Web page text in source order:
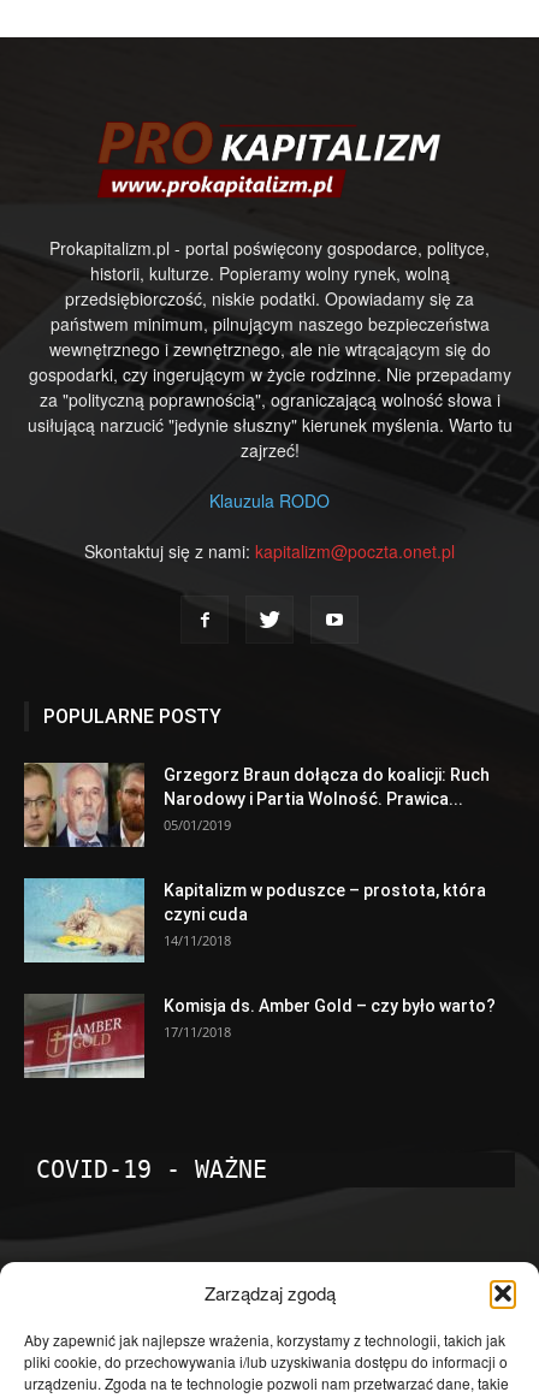
Zarządzaj zgodą
Aby zapewnić jak najlepsze wrażenia, korzystamy z technologii, takich jak
pliki cookie, do przechowywania i/lub uzyskiwania dostępu do informacji o
urządzeniu. Zgoda na te technologie pozwoli nam przetwarzać dane, takie
Prokapitalizm.pl - portal poświęcony gospodarce, polityce,
historii, kulturze. Popieramy wolny rynek, wolną
przedsiębiorczość, niskie podatki. Opowiadamy się za
państwem minimum, pilnującym naszego bezpieczeństwa
wewnętrznego i zewnętrznego, ale nie wtrącającym się do
gospodarki, czy ingerującym w życie rodzinne. Nie przepadamy
za "polityczną poprawnością", ograniczającą wolność słowa i
usiłującą narzucić "jedynie słuszny" kierunek myślenia. Warto tu
zajrzeć!
Klauzula RODO
Skontaktuj się z nami: kapitalizm@poczta.onet.pl
POPULARNE POSTY
Grzegorz Braun dołącza do koalicji: Ruch
Narodowy i Partia Wolność. Prawica...
05/01/2019
Kapitalizm w poduszce – prostota, która
czyni cuda
14/11/2018
Komisja ds. Amber Gold – czy było warto?
17/11/2018
COVID-19 - WAŻNE
Temat dnia
4601
Publicystyka
4363